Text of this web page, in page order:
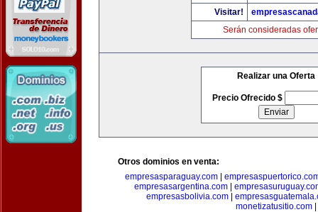
Visitar!
Serán consideradas
Realizar una Oferta
Precio Ofrecido $
Otros dominios en venta:
empresasparaguay.com|
empresasargentina.com|
empresasbolivia.com
monetizatusitio.com